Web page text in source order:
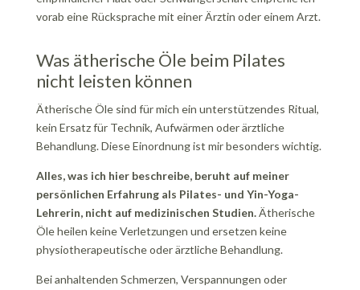
vorab eine Rücksprache mit einer Ärztin oder einem Arzt.
Was ätherische Öle beim Pilates
nicht leisten können
Ätherische Öle sind für mich ein unterstützendes Ritual,
kein Ersatz für Technik, Aufwärmen oder ärztliche
Behandlung. Diese Einordnung ist mir besonders wichtig.
Alles, was ich hier beschreibe, beruht auf meiner
persönlichen Erfahrung als Pilates- und Yin-Yoga-
Lehrerin, nicht auf medizinischen Studien.Ätherische
Öle heilen keine Verletzungen und ersetzen keine
physiotherapeutische oder ärztliche Behandlung.
Bei anhaltenden Schmerzen, Verspannungen oder